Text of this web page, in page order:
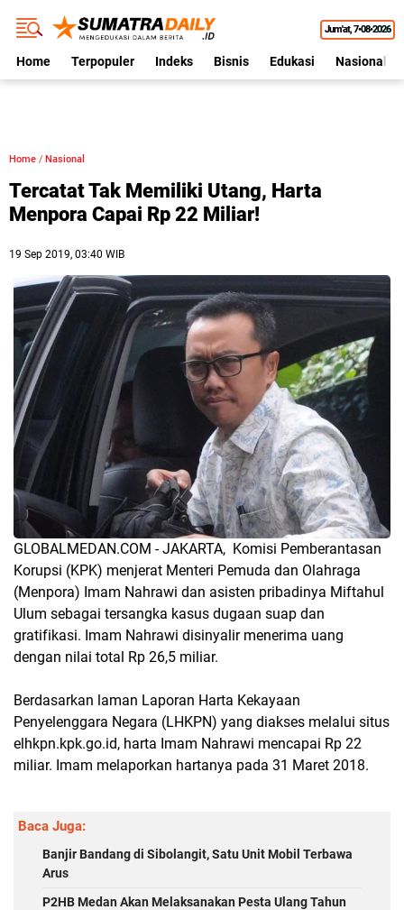
Jum'at 7•08•2026
Home Terpopuler Indeks Bisnis Edukasi Nasional
Home / Nasional
Tercatat Tak Memiliki Utang, Harta
Menpora Capai Rp 22 Miliar!
19 Sep 2019, 03:40 WIB
GLOBALMEDAN.COM - JAKARTA, Komisi Pemberantasan
Korupsi (KPK) menjerat Menteri Pemuda dan Olahraga
(Menpora) Imam Nahrawi dan asisten pribadinya Miftahul
Ulum sebagai tersangka kasus dugaan suap dan
gratifikasi. Imam Nahrawi disinyalir menerima uang
dengan nilai total Rp 26,5 miliar.
Berdasarkan laman Laporan Harta Kekayaan
Penyelenggara Negara (LHKPN) yang diakses melalui situs
elhkpn.kpk.go.id, harta Imam Nahrawi mencapai Rp 22
miliar. Imam melaporkan hartanya pada 31 Maret 2018.
Baca Juga:
Banjir Bandang di Sibolangit, Satu Unit Mobil Terbawa
Arus
P2HB Medan Akan Melaksanakan Pesta Ulang Tahun